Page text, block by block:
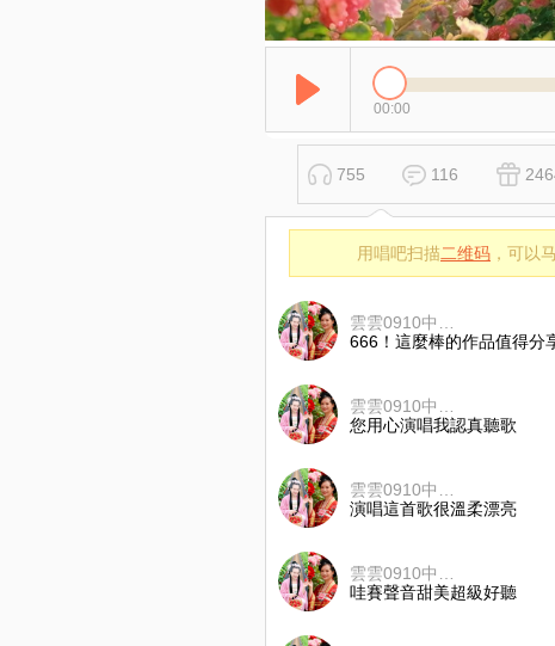
00:00
755 116
用唱吧扫描二维码 ，可以
666！這麼棒的作品值得分
您用心演唱我認真聽歌
演唱這首歌很溫柔漂亮
哇賽聲音甜美超級好聽